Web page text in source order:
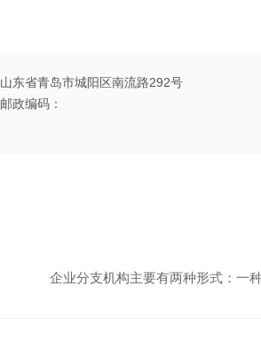
山东省青岛市城阳区南流路292号
邮政编码：
企业分支机构主要有两种形式：一